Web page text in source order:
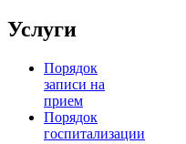
Услуги
Порядок
записи на
прием
Порядок
госпитализации